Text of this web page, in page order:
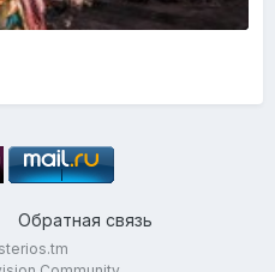
Обратная связь